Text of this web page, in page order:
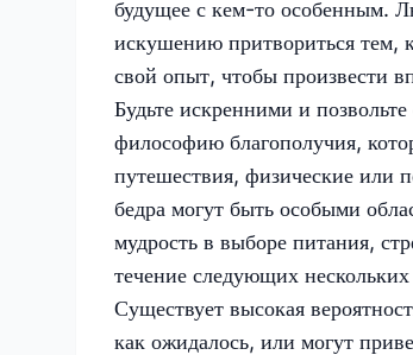
будущее с кем-то особенным.
искушению притвориться тем,
свой опыт, чтобы произвести
Будьте искренними и
философию благополучия,
путешествия, физические или
бедра могут быть особыми
мудрость в выборе питания,
течение следующих
Существует высокая
как ожидалось, или могут